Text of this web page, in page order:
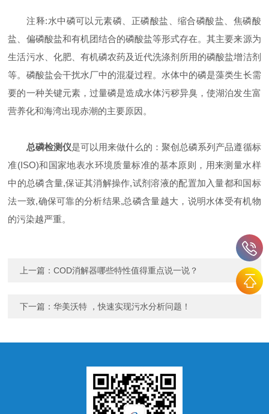
注释:水中磷可以元素磷、正磷酸盐、缩合磷酸盐、焦磷酸
盐、偏磷酸盐和有机团结合的磷酸盐等形式存在。其主要来源为
生活污水、化肥、有机磷农药及近代洗涤剂所用的磷酸盐增洁剂
等。磷酸盐会干扰水厂中的混凝过程。水体中的磷是藻类生长需
要的一种关键元素，过量磷是造成水体污秽异臭，使湖泊发生富
营养化和海湾出现赤潮的主要原因。
总磷检测仪是可以用来做什么的：聚创总磷系列产品遵循标
准(ISO)和国家地表水环境质量标准的基本原则，用来测量水样
中的总磷含量,保证其消解操作,试剂溶液的配置加入量都和国标
法一致,确保可靠的分析结果,总磷含量越大，说明水体受有机物
的污染越严重。
上一篇：COD消解器哪些特性值得重点说一说？
下一篇：华美沃特 ，快速实现污水分析问题！